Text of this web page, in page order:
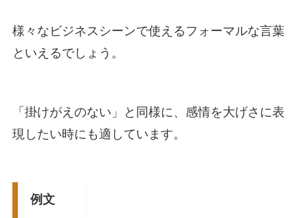
様々なビジネスシーンで使えるフォーマルな言葉
といえるでしょう。
「掛けがえのない」と同様に、感情を大げさに表
現したい時にも適しています。
例文